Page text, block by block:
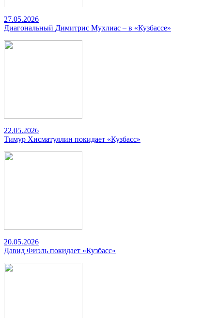
27.05.2026
Диагональный Димитрис Мухлиас – в «Кузбассе»
22.05.2026
Тимур Хисматуллин покидает «Кузбасс»
20.05.2026
Давид Фиэль покидает «Кузбасс»